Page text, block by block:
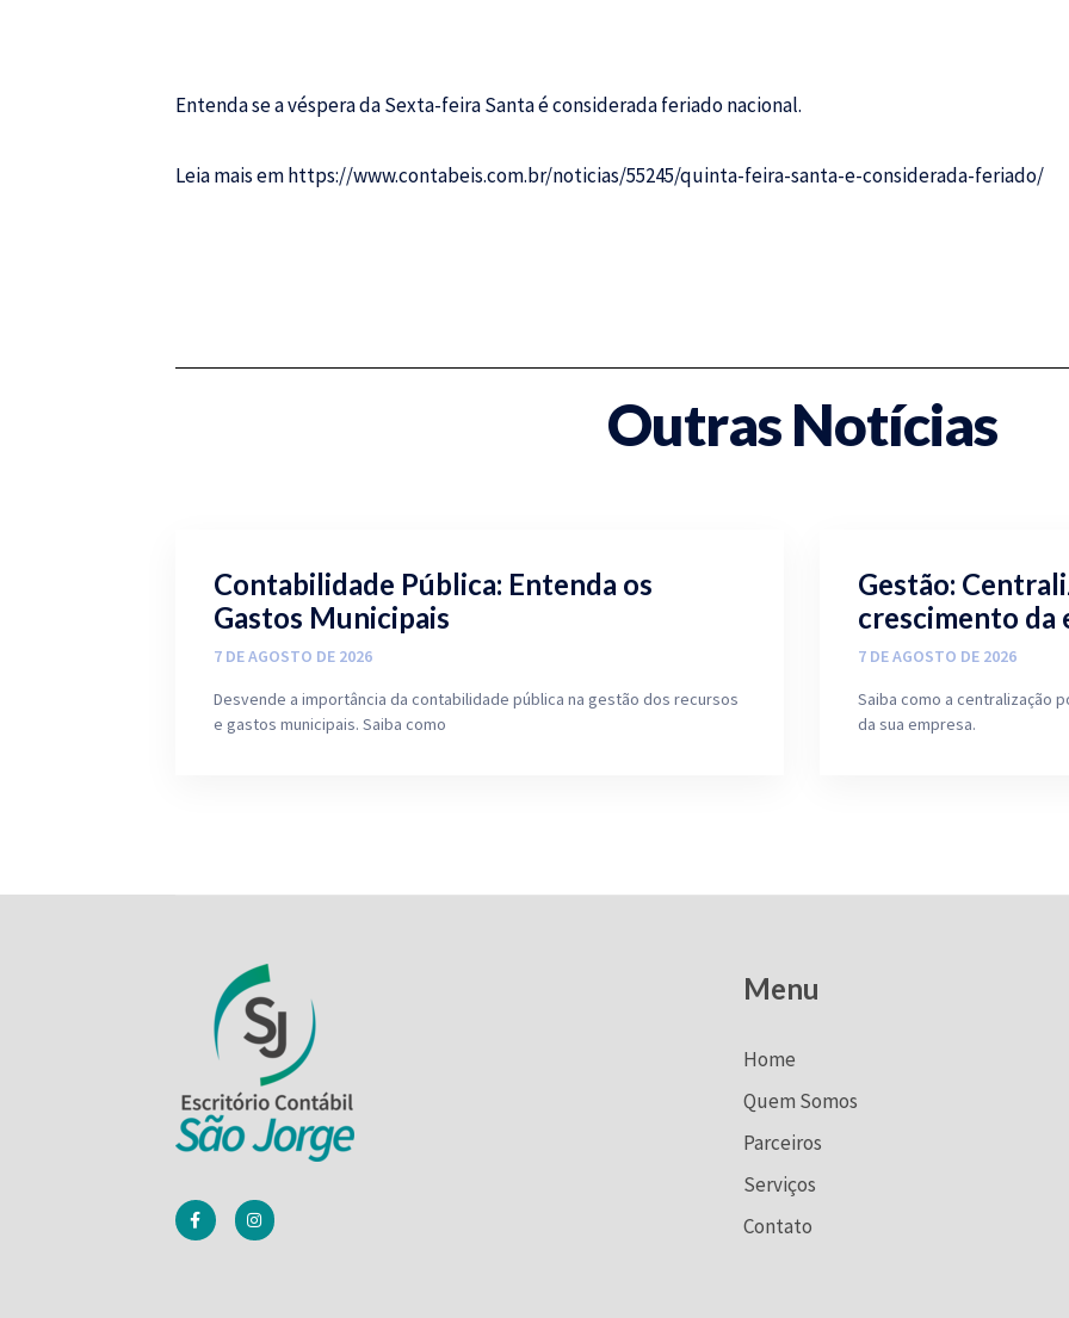
Entenda se a véspera da Sexta-feira Santa é considerada feriado nacional.
Leia mais emhttps://www.contabeis.com.br/noticias/55245/quinta-feira-santa-e-considerada-feriado/
Outras Notícias
Contabilidade Pública: Entenda os
Gastos Municipais
7 DE AGOSTO DE 2026
Desvende a importância da contabilidade pública na gestão dos recursos
e gastos municipais. Saiba como
Gestão:
crescimento da
7 DE AGOSTO DE 2026
Saiba como a centralização
da sua empresa.
Menu
Home
Quem Somos
Parceiros
Serviços
Contato